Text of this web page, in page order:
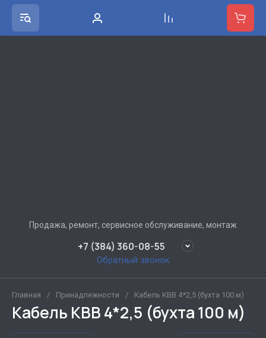
Продажа, ремонт, сервисное обслуживание, монтаж
+7 (384) 360-08-55
Обратный звонок
Главная / Принадлежности / Кабель КВВ 4*2,5 (бухта 100 м)
Кабель КВВ 4*2,5 (бухта 100 м)